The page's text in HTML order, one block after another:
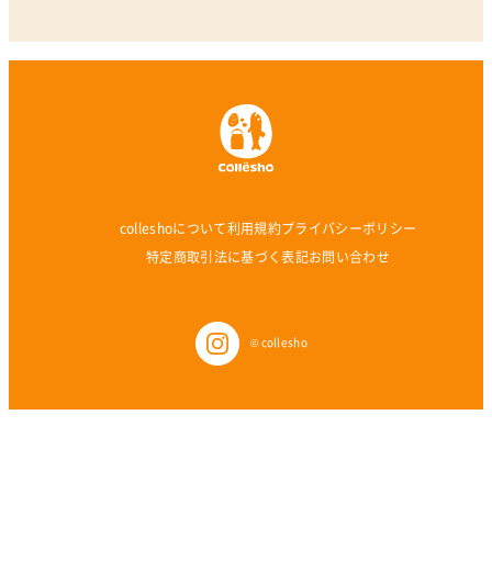
colleshoについて利用規約プライバシーポリシー
特定商取引法に基づく表記お問い合わせ
© collesho